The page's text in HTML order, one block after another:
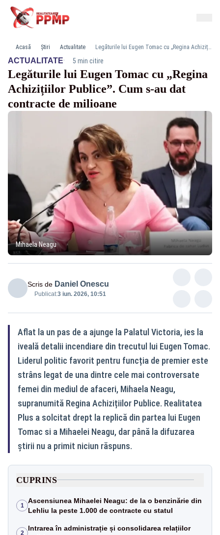
Acasă Știri Actualitate Legăturile lui Eugen Tomac cu „Regina Achizițiilor Publice”. Cum s-au dat contracte de milioane
ACTUALITATE· 5 min citire
Legăturile lui Eugen Tomac cu „Regina
Achizițiilor Publice”. Cum s-au dat
contracte de milioane
Mihaela Neagu
Scris de Daniel Onescu
Publicat:3 iun. 2026, 10:51
Aflat la un pas de a ajunge la Palatul Victoria, ies la
iveală detalii incendiare din trecutul lui Eugen Tomac.
Liderul politic favorit pentru funcția de premier este
strâns legat de una dintre cele mai controversate
femei din mediul de afaceri, Mihaela Neagu,
supranumită Regina Achizițiilor Publice. Realitatea
Plus a solcitat drept la replică din partea lui Eugen
Tomac si a Mihaelei Neagu, dar până la difuzarea
știrii nu a primit niciun răspuns.
CUPRINS
1
Ascensiunea Mihaelei Neagu: de la o benzinărie din
Lehliu la peste 1.000 de contracte cu statul
2
Intrarea în administrație și consolidarea relațiilor